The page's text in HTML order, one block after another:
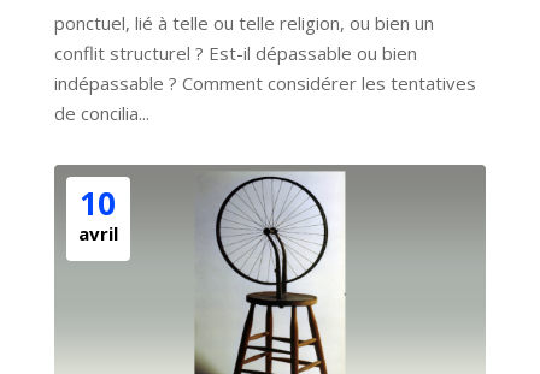
ponctuel, lié à telle ou telle religion, ou bien un
conflit structurel ? Est-il dépassable ou bien
indépassable ? Comment considérer les tentatives
de concilia...
10
avril